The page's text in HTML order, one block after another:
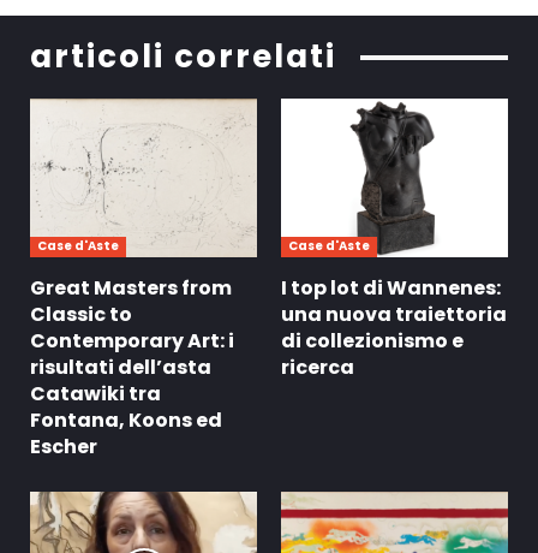
articoli correlati
Case d'Aste
Great Masters from
Classic to
Contemporary Art: i
risultati dell’asta
Catawiki tra
Fontana, Koons ed
Escher
Case d'Aste
I top lot di Wannenes:
una nuova traiettoria
di collezionismo e
ricerca